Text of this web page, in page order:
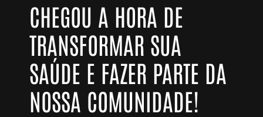
CHEGOU A HORA DE
TRANSFORMAR SUA
SAÚDE E FAZER PARTE DA
NOSSA COMUNIDADE!